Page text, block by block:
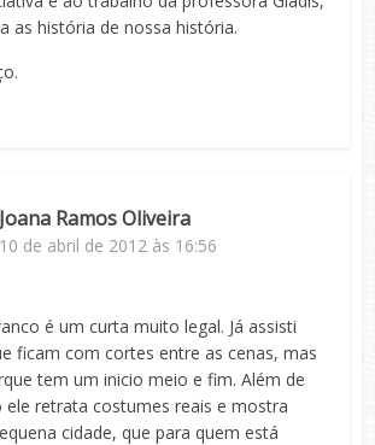
as história de nossa história.
Joana Ramos Oliveira
10 de abril de 2012 às 16:56
é um curta muito legal. Já assisti
ficam com cortes entre as cenas, mas
tem um inicio meio e fim. Além de
ele retrata costumes reais e mostra
cidade, que para quem está